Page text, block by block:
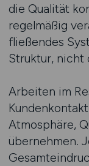
die Qualität
regelmäßig
fließendes
Struktur, nicht
Arbeiten im
Atmosphäre,
übernehmen.